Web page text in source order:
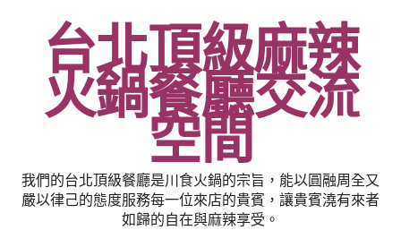
台北頂級麻辣
火鍋餐廳交流
空間
我們的台北頂級餐廳是川食火鍋的宗旨，能以圓融周全又
嚴以律己的態度服務每一位來店的貴賓，讓貴賓澆有來者
如歸的自在與麻辣享受。